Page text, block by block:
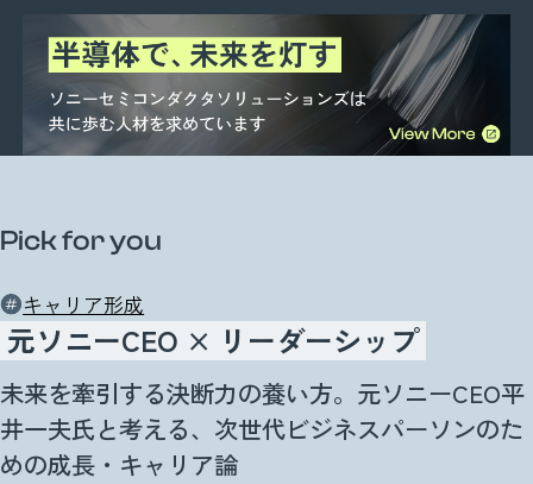
Pick for you
キャリア形成
元ソニーCEO × リーダーシップ
未来を牽引する決断力の養い方。元ソニーCEO平
井一夫氏と考える、次世代ビジネスパーソンのた
めの成長・キャリア論